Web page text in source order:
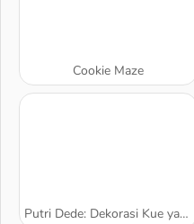
Cookie Maze
Putri Dede: Dekorasi Kue yang Manis